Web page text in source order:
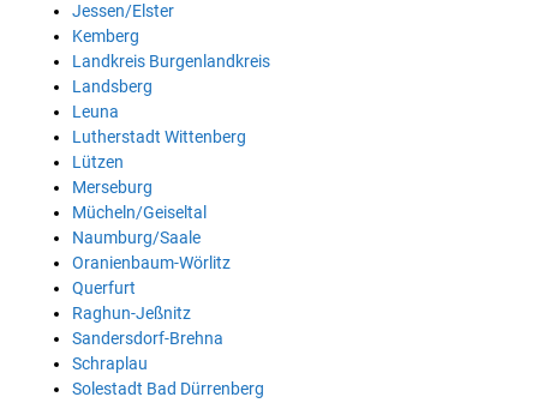
Jessen/Elster
Kemberg
Landkreis Burgenlandkreis
Landsberg
Leuna
Lutherstadt Wittenberg
Lützen
Merseburg
Mücheln/Geiseltal
Naumburg/Saale
Oranienbaum-Wörlitz
Querfurt
Raghun-Jeßnitz
Sandersdorf-Brehna
Schraplau
Solestadt Bad Dürrenberg